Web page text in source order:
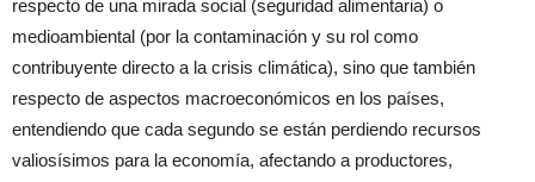
respecto de una mirada social (seguridad alimentaria) o
medioambiental (por la contaminación y su rol como
contribuyente directo a la crisis climática), sino que también
respecto de aspectos macroeconómicos en los países,
entendiendo que cada segundo se están perdiendo recursos
valiosísimos para la economía, afectando a productores,